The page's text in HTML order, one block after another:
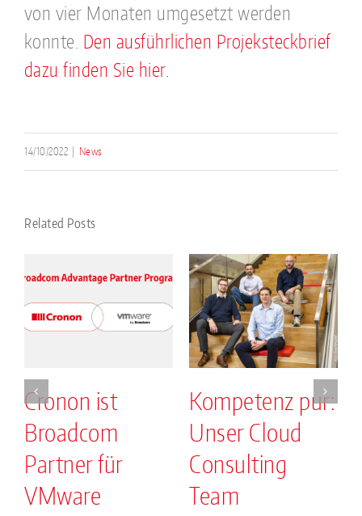
von vier Monaten umgesetzt werden
konnte. Den ausführlichen Projeksteckbrief
dazu finden Sie hier.
14/10/2022 News
Related Posts
Cronon ist
Broadcom
Partner für
VMware
Kompetenz pur:
Unser Cloud
Consulting
Team